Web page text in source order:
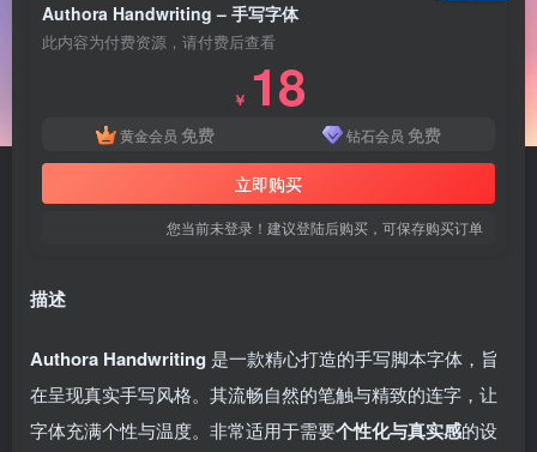
Authora Handwriting – 手写字体
此内容为付费资源，请付费后查看
￥ 18
黄金会员 免费 钻石会员 免费
立即购买
您当前未登录！建议登陆后购买，可保存购买订单
描述
Authora Handwriting 是一款精心打造的手写脚本字体，旨
在呈现真实手写风格。其流畅自然的笔触与精致的连字，让
字体充满个性与温度。非常适用于需要个性化与真实感的设